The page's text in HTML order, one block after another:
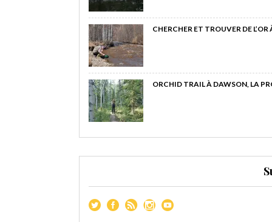
CHERCHER ET TROUVER DE
ORCHID TRAIL À DAWSON, LA